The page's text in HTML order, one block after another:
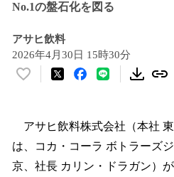
No.1の盤石化を図る
アサヒ飲料
2026年4月30日 15時30分
い
！
を
読
アサヒ飲料株式会社（本社 東
は、コカ・コーラ ボトラーズ
京、社長 カリン・ドラガン）